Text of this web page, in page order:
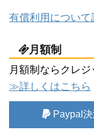
有償利用について
月額制
月額制ならクレジ
≫詳しくはこちら
Paypal決